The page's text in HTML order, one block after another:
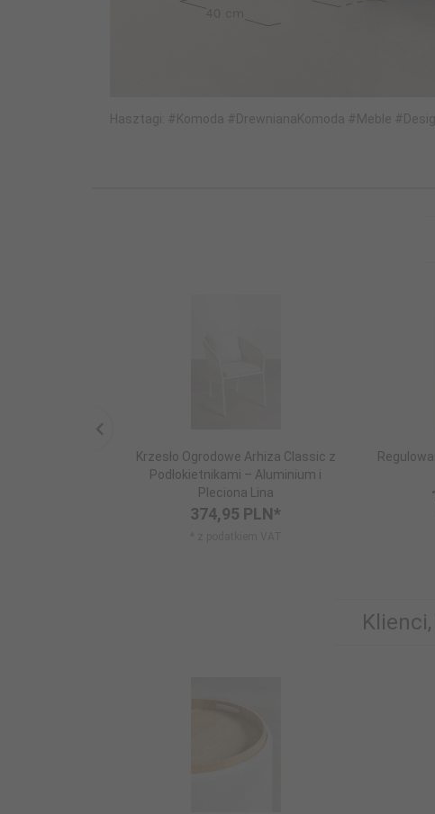
Hasztagi: #Komoda #DrewnianaKomoda #Meble
Krzesło Ogrodowe Arhiza Classic z
Podłokietnikami – Aluminium i
Pleciona Lina
374,95 PLN*